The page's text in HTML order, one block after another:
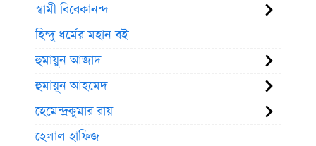
স্বামী বিবেকানন্দ
হিন্দু ধর্মের মহান বই
হুমায়ুন আজাদ
হুমায়ূন আহমেদ
হেমেন্দ্রকুমার রায়
হেলাল হাফিজ